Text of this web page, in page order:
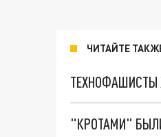
ЧИТАЙТЕ
ТЕХНОФАШИСТЫ
"КРОТАМИ"